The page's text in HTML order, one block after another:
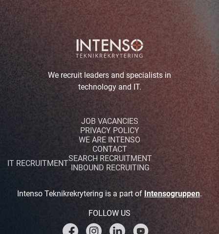
We recruit leaders and specialists in
technology and IT.
JOB VACANCIES
PRIVACY POLICY
WE ARE INTENSO
CONTACT
IT RECRUITMENTSEARCH RECRUITMENT
INBOUND RECRUITING
Intenso Teknikrekrytering is a part of Intensogruppen.
FOLLOW US